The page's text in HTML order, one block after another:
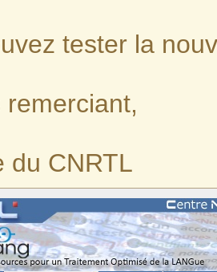
tester la
remerciant,
du CNRTL